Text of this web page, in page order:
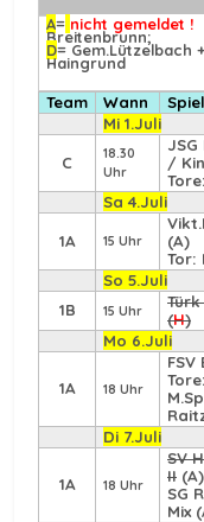
A= nicht gemeldet !
Breitenbrunn;
D=
Haingrund
Team Wann Spiel
Mi 1.Juli
C
18.30
Uhr
/
Sa 4.Juli
1A 15 Uhr
(A)
Tor:
So 5.Juli
1B
15 Uhr
(H)
Mo 6.Juli
1A 18 Uhr
FSV
Di 7.Juli
1A 18 Uhr
SV
II (A)
SG
Mix